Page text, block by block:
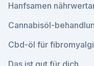
Hanfsamen
Cannabisöl-
Cbd-öl für
Das ist gut für dich